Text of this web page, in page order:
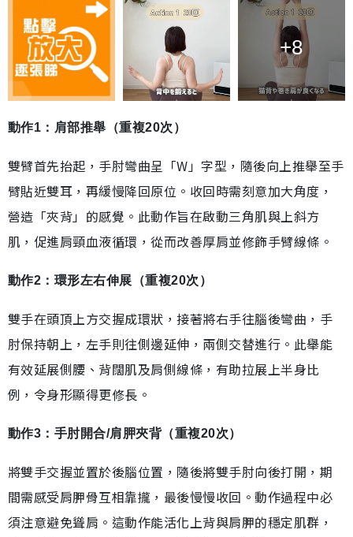
+8
動作1：肩部推舉（重複20次）
雙臂首先抬起，手肘彎曲呈「W」字型，隨後向上推舉至手
臂貼近雙耳，再緩慢降回原位。收回時需刻意加大角度，
營造「夾背」的感覺。此動作旨在啟動三角肌與上斜方
肌，促進肩頸血液循環，從而改善厚肩並修飾手臂線條。
動作2：環形左右伸展（重複20次）
雙手在頭頂上方交握成環狀，接著將右手往腦後彎曲，手
肘保持朝上，左手則往側邊延伸，兩側交替進行。此舉能
有效延展側腰、背闊肌及肩側線條，有助拉展上半身比
例，令身形顯得更修長。
動作3：手肘開合/肩胛夾背（重複20次）
將雙手交握並置於後腦位置，隨後將雙手肘向後打開，期
間需感受肩胛骨互相靠攏，最後慢慢收回。動作過程中必
須注意避免聳肩。這動作能活化上背與肩胛的穩定肌群，